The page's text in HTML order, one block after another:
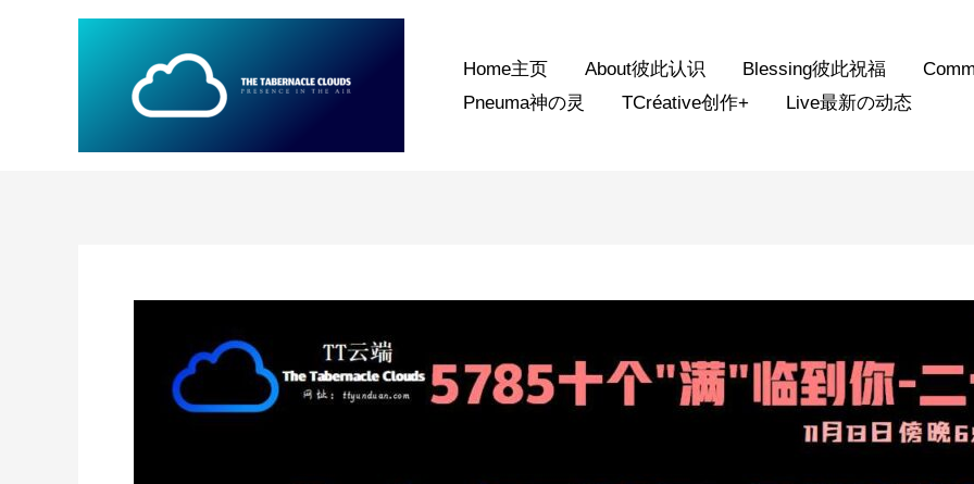
Home主页 About彼此认识 Blessing彼此祝福
Pneuma神の灵
TCréative创作+ Live最新の动态